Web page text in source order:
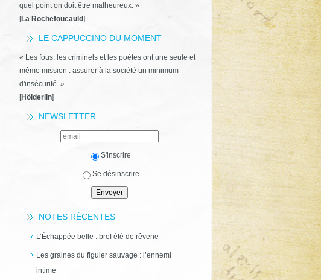
quel point on doit être malheureux. »
[La Rochefoucauld]
LE CAPPUCCINO DU MOMENT
« Les fous, les criminels et les poètes ont une seule et
même mission : assurer à la société un minimum
d'insécurité. »
[Hölderlin]
NEWSLETTER
S'inscrire
Se désinscrire
NOTES RÉCENTES
L’Échappée belle : bref été de rêverie
Les graines du figuier sauvage : l’ennemi
intime